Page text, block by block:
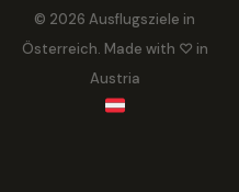
© 2026 Ausflugsziele in
Österreich. Made with ♡ in
Austria